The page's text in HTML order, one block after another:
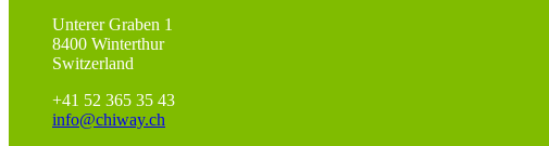
Unterer Graben 1
8400 Winterthur
Switzerland
+41 52 365 35 43
info@chiway.ch